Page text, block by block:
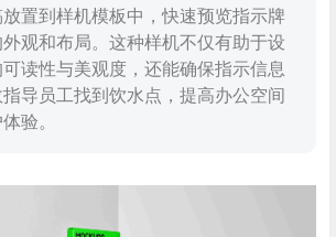
置到样机模板中，快速预览指示牌
观和布局。这种样机不仅有助于设
读性与美观度，还能确保指示信息
导员工找到饮水点，提高办公空间
验。